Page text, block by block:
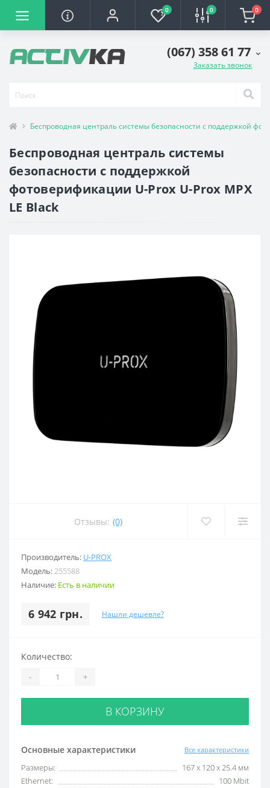
0 0 0
(067) 358 61 77
Заказать звонок
Беспроводная централь системы безопасности с поддержкой
Беспроводная централь системы
безопасности с поддержкой
фотоверификации U-Prox U-Prox MPX
LE Black
Отзывы: (0)
Производитель: U-PROX
Модель:255588
Наличие: Есть в наличии
6 942 грн. Нашли дешевле?
Основные характеристики Все характеристики
Размеры:
167 х 120 х 25.4 мм
Ethernet:
100 Mbit
Количество:
- +
В КОРЗИНУ